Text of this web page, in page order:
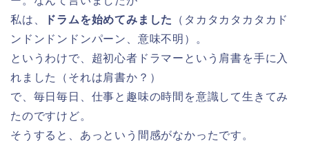
私は、
ドラムを始めてみました
（タカタカタカタカド
ンドンドンドンパーン、意味不明）。
というわけで、超初心者ドラマーという肩書を手に入
れました（それは肩書か？）
で、毎日毎日、仕事と趣味の時間を意識して生きてみ
たのですけど。
そうすると、あっという間感がなかったです。